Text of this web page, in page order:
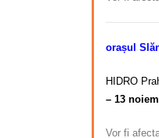
orașul
HIDRO
– 13
Vor fi